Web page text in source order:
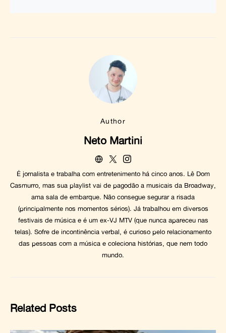
Author
Neto Martini
É jornalista e trabalha com entretenimento há cinco anos. Lê Dom
Casmurro, mas sua playlist vai de pagodão a musicais da Broadway,
ama sala de embarque. Não consegue segurar a risada
(principalmente nos momentos sérios). Já trabalhou em diversos
festivais de música e é um ex-VJ MTV (que nunca apareceu nas
telas). Sofre de incontinência verbal, é curioso pelo relacionamento
das pessoas com a música e coleciona histórias, que nem todo
mundo.
Related Posts